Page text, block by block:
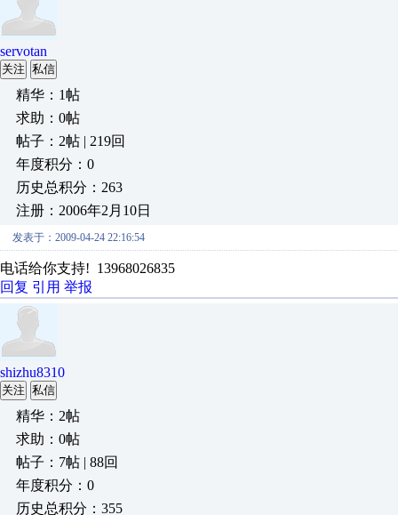
servotan
关注 私信
精华：1帖
求助：0帖
帖子：2帖 | 219回
年度积分：0
历史总积分：263
注册：2006年2月10日
发表于：2009-04-24 22:16:54
电话给你支持! 13968026835
回复 引用 举报
shizhu8310
关注 私信
精华：2帖
求助：0帖
帖子：7帖 | 88回
年度积分：0
历史总积分：355